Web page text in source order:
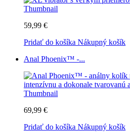
59,99 €
Pridať do košíka Nákupný košík
Anal Phoenix™ -...
69,99 €
Pridať do košíka Nákupný košík